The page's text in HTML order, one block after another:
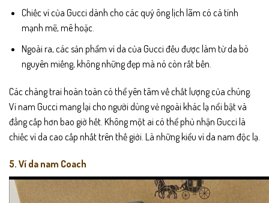
Chiếc ví của Gucci dành cho các quý ông lịch lãm có cá tính
mạnh mẽ, mê hoặc.
Ngoài ra, các sản phẩm ví da của Gucci đều được làm từ da bò
nguyên miếng, không những đẹp mà nó còn rất bền.
Các chàng trai hoàn toàn có thể yên tâm về chất lượng của chúng.
Ví nam Gucci mang lại cho người dùng vẻ ngoài khác lạ nổi bật và
đẳng cấp hơn bao giờ hết. Không một ai có thể phủ nhận Gucci là
chiếc ví da cao cấp nhất trên thế giới. Là những kiểu ví da nam độc lạ.
5. Ví da nam Coach